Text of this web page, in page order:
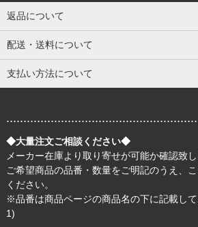
返品について
配送・送料について
支払い方法について
◆大量注文ご相談ください◆
メーカー在庫より取り寄せが可能か確認致し
ご希望商品の品番・数量をご明記のうえ、
ください。
※品番は商品ページの商品名の下に記載し
1)